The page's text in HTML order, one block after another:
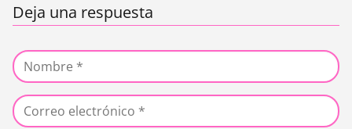
Deja una respuesta